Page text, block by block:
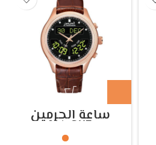
ساعة الحرمين
HA.6115